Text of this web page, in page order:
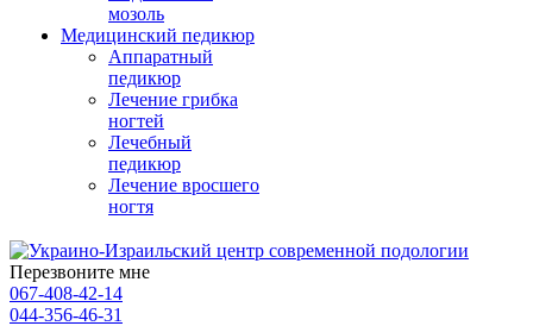
мозоль
Медицинский педикюр
Аппаратный
педикюр
Лечение грибка
ногтей
Лечебный
педикюр
Лечение вросшего
ногтя
Перезвоните мне
067-408-42-14
044-356-46-31